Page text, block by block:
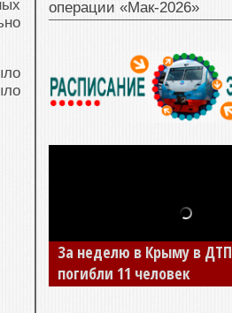
операции «Мак‑2026»
За неделю в Крыму в ДТП
погибли 11 человек